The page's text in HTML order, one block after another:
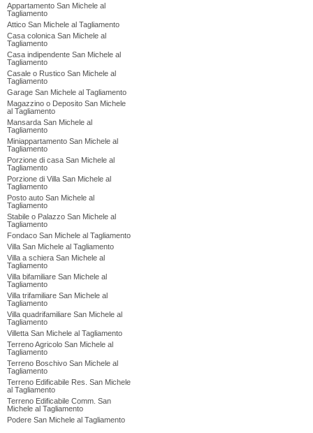
Appartamento San Michele al
Tagliamento
Attico San Michele al Tagliamento
Casa colonica San Michele al
Tagliamento
Casa indipendente San Michele al
Tagliamento
Casale o Rustico San Michele al
Tagliamento
Garage San Michele al Tagliamento
Magazzino o Deposito San Michele
al Tagliamento
Mansarda San Michele al
Tagliamento
Miniappartamento San Michele al
Tagliamento
Porzione di casa San Michele al
Tagliamento
Porzione di Villa San Michele al
Tagliamento
Posto auto San Michele al
Tagliamento
Stabile o Palazzo San Michele al
Tagliamento
Fondaco San Michele al Tagliamento
Villa San Michele al Tagliamento
Villa a schiera San Michele al
Tagliamento
Villa bifamiliare San Michele al
Tagliamento
Villa trifamiliare San Michele al
Tagliamento
Villa quadrifamiliare San Michele al
Tagliamento
Villetta San Michele al Tagliamento
Terreno Agricolo San Michele al
Tagliamento
Terreno Boschivo San Michele al
Tagliamento
Terreno Edificabile Res. San Michele
al Tagliamento
Terreno Edificabile Comm. San
Michele al Tagliamento
Podere San Michele al Tagliamento